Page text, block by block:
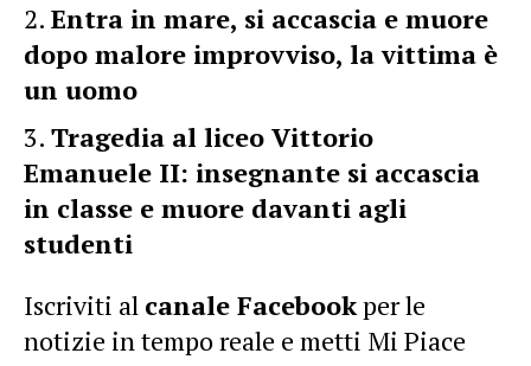
Entra in mare, si accascia e muore
dopo malore improvviso, la vittima è
un uomo
Tragedia al liceo Vittorio
Emanuele II: insegnante si accascia
in classe e muore davanti agli
studenti
Iscriviti al canale Facebookper le
notizie in tempo reale e metti Mi Piace